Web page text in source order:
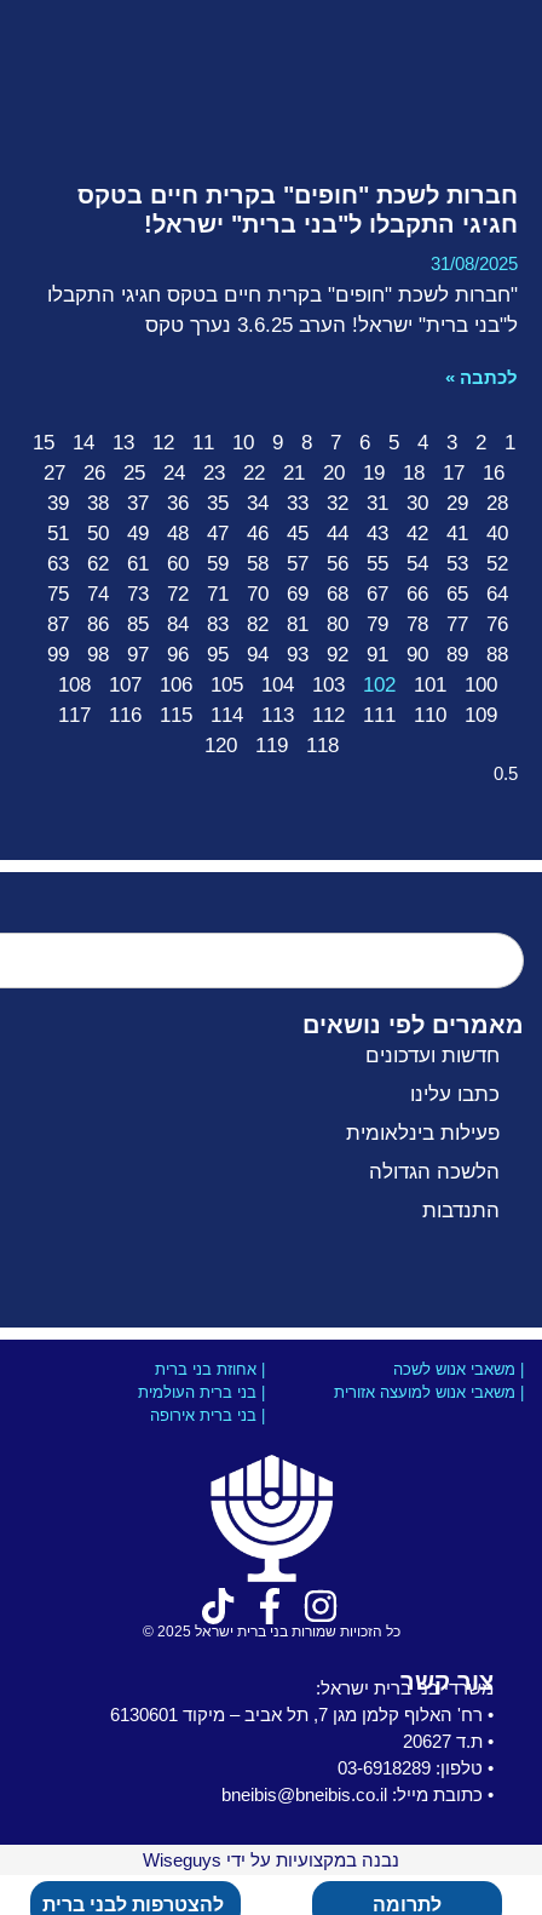
חברות לשכת "חופים" בקרית חיים בטקס
חגיגי התקבלו ל"בני ברית" ישראל!
31/08/2025
"חברות לשכת "חופים" בקרית חיים בטקס חגיגי התקבלו
ל"בני ברית" ישראל! הערב 3.6.25 נערך טקס
לכתבה »
1
2
3
4
5
6
7
8
9
10
11
12
13
14
15
16
17
18
19
20
21
22
23
24
25
26
27
28
29
30
31
32
33
34
35
36
37
38
39
40
41
42
43
44
45
46
47
48
49
50
51
52
53
54
55
56
57
58
59
60
61
62
63
64
65
66
67
68
69
70
71
72
73
74
75
76
77
78
79
80
81
82
83
84
85
86
87
88
89
90
91
92
93
94
95
96
97
98
99
100
101
102
103
104
105
106
107
108
109
110
111
112
113
114
115
116
117
118
119
120
מאמרים לפי נושאים
חדשות ועדכונים
כתבו עלינו
פעילות בינלאומית
הלשכה הגדולה
התנדבות
| משאבי אנוש לשכה
| משאבי אנוש למועצה אזורית
| אחוזת בני ברית
| בני ברית העולמית
| בני ברית אירופה
כל הזכויות שמורות בני ברית ישראל 2025 ©
צור קשר
משרדי בני ברית ישראל:
• רח' האלוף קלמן מגן 7, תל אביב – מיקוד 6130601
• ת.ד 20627
• טלפון: 03-6918289
• כתובת מייל: bneibis@bneibis.co.il
נבנה במקצועיות על ידי Wiseguys
לתרומה להצטרפות לבני ברית